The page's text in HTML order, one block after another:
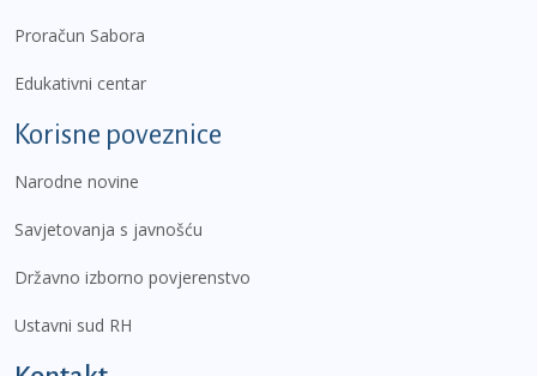
Proračun Sabora
Edukativni centar
Korisne poveznice
Narodne novine
Savjetovanja s javnošću
Državno izborno povjerenstvo
Ustavni sud RH